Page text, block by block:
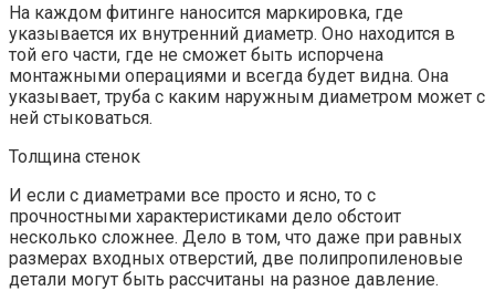
На каждом фитинге наносится маркировка, где
указывается их внутренний диаметр. Оно находится в
той его части, где не сможет быть испорчена
монтажными операциями и всегда будет видна. Она
указывает, труба с каким наружным диаметром может с
ней стыковаться.
Толщина стенок
И если с диаметрами все просто и ясно, то с
прочностными характеристиками дело обстоит
несколько сложнее. Дело в том, что даже при равных
размерах входных отверстий, две полипропиленовые
детали могут быть рассчитаны на разное давление.